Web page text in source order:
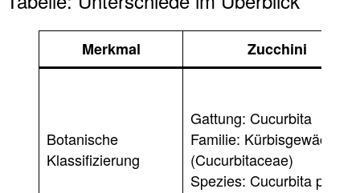
Merkmal Zucchini
Botanische
Klassifizierung
Gattung: Cucurbita
Familie: Kürbisgewächse
(Cucurbitaceae)
Spezies: Cucurbita pepo